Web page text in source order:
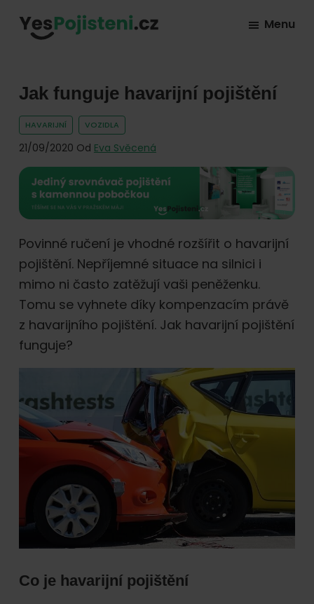
všech
druhů
pojištění
od
hlavních
pojišťoven
na
Vyberte
nejlevnější
pojištění
online.
Menu
Jak funguje havarijní pojištění
HAVARIJNÍ VOZIDLA
21/09/2020 Od Eva Svěcená
Povinné ručení je vhodné rozšířit o havarijní
pojištění. Nepříjemné situace na silnici i
mimo ni často zatěžují vaši peněženku.
Tomu se vyhnete díky kompenzacím právě
z havarijního pojištění. Jak havarijní pojištění
funguje?
Co je havarijní pojištění